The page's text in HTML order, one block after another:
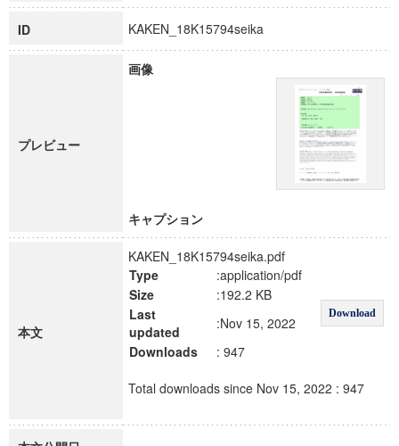
ID KAKEN_18K15794seika
プレビュー
画像
キャプション
本文
KAKEN_18K15794seika.pdf
Type
:application/pdf
Download
Size
:192.2 KB
Last
updated
:Nov 15, 2022
Downloads
: 947
Total downloads since Nov 15, 2022 : 947